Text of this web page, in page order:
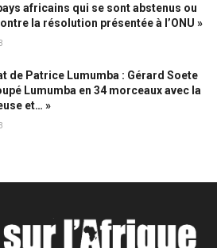
africains qui se sont abstenus ou
la résolution présentée à l’ONU »
de Patrice Lumumba : Gérard Soete
Lumumba en 34 morceaux avec la
et… »